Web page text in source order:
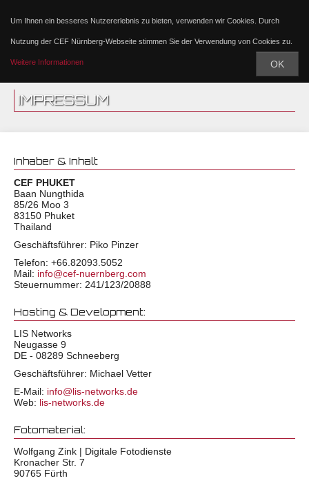
Um Ihnen ein besseres Nutzererlebnis zu bieten, verwenden wir Cookies. Durch
Nutzung der CEF Nürnberg-Webseite stimmen Sie der Verwendung von Cookies zu.
Weitere Informationen OK
IMPRESSUM
Inhaber & Inhalt
CEF PHUKET
Baan Nungthida
85/26 Moo 3
83150 Phuket
Thailand
Geschäftsführer: Piko Pinzer
Telefon: +66.82093.5052
Mail: info@cef-nuernberg.com
Steuernummer: 241/123/20888
Hosting & Development:
LIS Networks
Neugasse 9
DE - 08289 Schneeberg
Geschäftsführer: Michael Vetter
E-Mail: info@lis-networks.de
Web: lis-networks.de
Fotomaterial:
Wolfgang Zink | Digitale Fotodienste
Kronacher Str. 7
90765 Fürth